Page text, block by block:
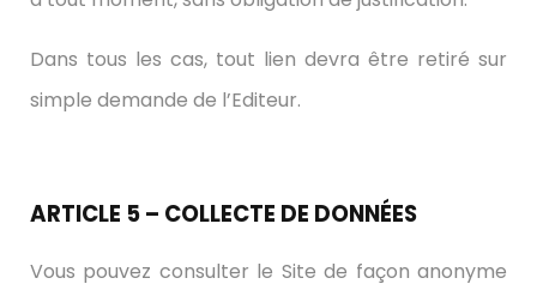
Dans tous les cas, tout lien devra être retiré sur
simple demande de l’Editeur.
ARTICLE 5 – COLLECTE DE DONNÉES
Vous pouvez consulter le Site de façon anonyme